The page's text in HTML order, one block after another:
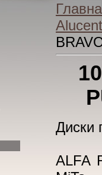
Диски
ALFA